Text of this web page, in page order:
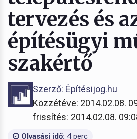
tervezés és
építésügyi
szakértő
Szerző: Építésijog.hu
Közzétéve: 2014.02.08.
frissítés: 2014.02.08.
Olvasási idő: 4 perc